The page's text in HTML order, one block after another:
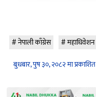
नेपाली काँग्रेस
महाधिवेशन
बुधबार, पुष ३०, २०८२ मा प्रकाशित